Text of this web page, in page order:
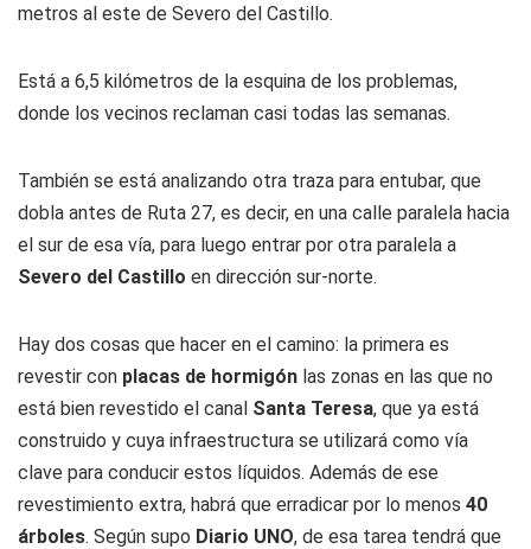
metros al este de Severo del Castillo.
Está a 6,5 kilómetros de la esquina de los problemas,
donde los vecinos reclaman casi todas las semanas.
También se está analizando otra traza para entubar, que
dobla antes de Ruta 27, es decir, en una calle paralela hacia
el sur de esa vía, para luego entrar por otra paralela a
Severo del Castillo en dirección sur-norte.
Hay dos cosas que hacer en el camino: la primera es
revestir con placas de hormigón las zonas en las que no
está bien revestido el canal Santa Teresa, que ya está
construido y cuya infraestructura se utilizará como vía
clave para conducir estos líquidos. Además de ese
revestimiento extra, habrá que erradicar por lo menos 40
árboles. Según supo Diario UNO, de esa tarea tendrá que